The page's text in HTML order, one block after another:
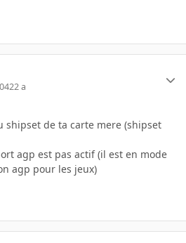
22 a
de ta carte mere (shipset
agp est pas actif (il est en mode
agp pour les jeux)